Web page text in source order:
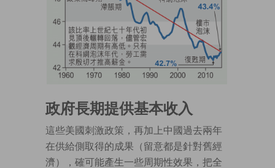
政府長期提供基本收入
這些美國刺激政策，再加上中國過去兩年
在供給側取得的成果（留意都是針對舊經
濟），確可能產生一些周期性效果，把全